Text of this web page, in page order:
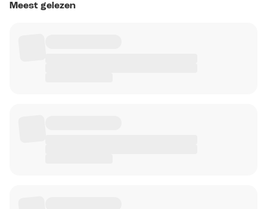
Meest gelezen